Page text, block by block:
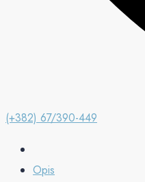
(+382) 67/390-449
Opis